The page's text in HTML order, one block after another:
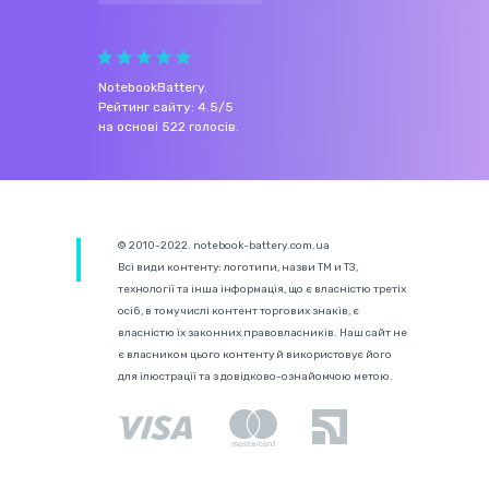
NotebookBattery.
Рейтинг сайту: 4.5/5
на основі 522 голосів.
© 2010-2022. notebook-battery.com.ua
Всі види контенту: логотипи, назви ТМ и ТЗ,
технології та інша інформація, що є власністю третіх
осіб, в тому числі контент торгових знаків, є
власністю їх законних правовласників. Наш сайт не
є власником цього контенту й використовує його
для ілюстрації та з довідково-ознайомчою метою.